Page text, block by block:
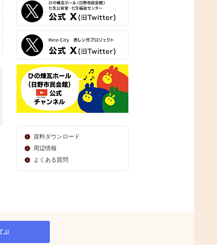
資料ダウンロード
周辺情報
よくある質問
ぶ